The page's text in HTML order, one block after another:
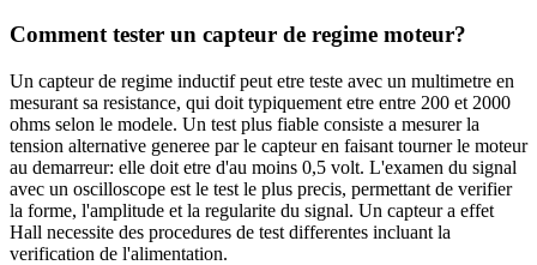
Comment tester un capteur de regime moteur?
Un capteur de regime inductif peut etre teste avec un multimetre en
mesurant sa resistance, qui doit typiquement etre entre 200 et 2000
ohms selon le modele. Un test plus fiable consiste a mesurer la
tension alternative generee par le capteur en faisant tourner le moteur
au demarreur: elle doit etre d'au moins 0,5 volt. L'examen du signal
avec un oscilloscope est le test le plus precis, permettant de verifier
la forme, l'amplitude et la regularite du signal. Un capteur a effet
Hall necessite des procedures de test differentes incluant la
verification de l'alimentation.